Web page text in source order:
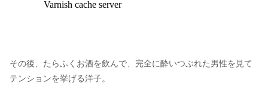
その後、たらふくお酒を飲んで、完全に酔いつぶれた男性を見て
テンションを挙げる洋子。